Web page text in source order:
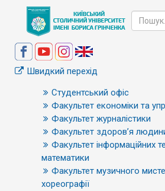
Швидкий перехід
Студентський офіс
Факультет економіки та
Факультет журналістики
Факультет здоров’я
Факультет інформаційних
математики
Факультет музичного
хореографії